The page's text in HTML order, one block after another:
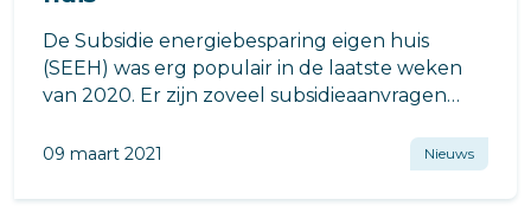
De Subsidie energiebesparing eigen huis
(SEEH) was erg populair in de laatste weken
van 2020. Er zijn zoveel subsidieaanvragen
subsidieplafond van 84 miljoen euro
09 maart 2021 Nieuws